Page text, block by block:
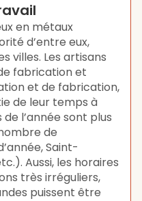
en métaux
d’entre eux,
villes. Les artisans
fabrication et
et de fabrication,
de leur temps à
l’année sont plus
de
Saint-
Aussi, les horaires
très irréguliers,
puissent être